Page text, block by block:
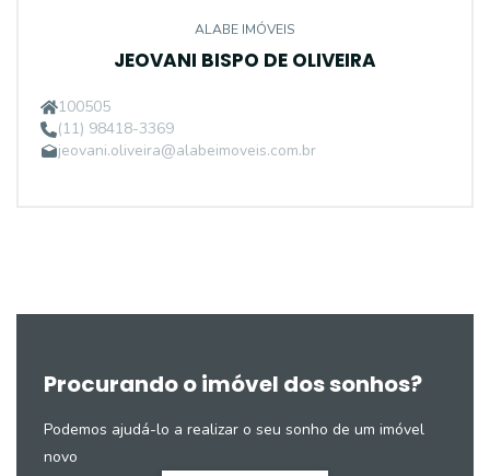
ALABE IMÓVEIS
JEOVANI BISPO DE OLIVEIRA
100505
(11) 98418-3369
jeovani.oliveira@alabeimoveis.com.br
Procurando o imóvel dos sonhos?
Podemos ajudá-lo a realizar o seu sonho de um imóvel
novo